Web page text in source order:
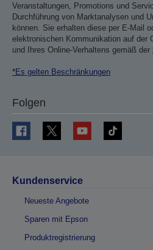
Veranstaltungen, Promotions und
Durchführung von Marktanalysen und
können. Sie erhalten diese per E-Mail
elektronischen Kommunikation auf der
und Ihres Online-Verhaltens gemäß der
*Es gelten Beschränkungen
Folgen
Kundenservice
Neueste Angebote
Sparen mit Epson
Produktregistrierung